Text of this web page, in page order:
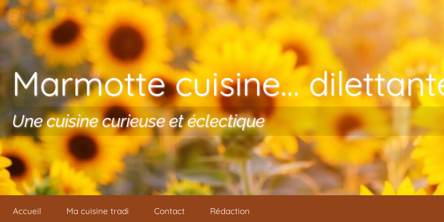
Aller au contenu
Marmotte cuisine…
Une cuisine curieuse et éclectique
Accueil Ma cuisine tradi Contact Rédaction